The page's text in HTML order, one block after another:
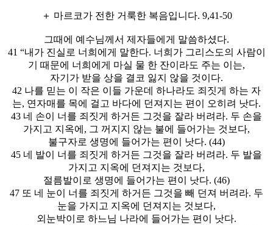
＋ 마르코가 전한 거룩한 복음입니다. 9,41-50
그때에 예수님께서 제자들에게 말씀하셨다.
41 “내가 진실로 너희에게 말한다. 너희가 그리스도의 사람이
기 때문에 너희에게 마실 물 한 잔이라도 주는 이는,
자기가 받을 상을 결코 잃지 않을 것이다.
42 나를 믿는 이 작은 이들 가운데 하나라도 죄짓게 하는 자
는, 연자매를 목에 걸고 바다에 던져지는 편이 오히려 낫다.
43 네 손이 너를 죄짓게 하거든 그것을 잘라 버려라. 두 손을
가지고 지옥에, 그 꺼지지 않는 불에 들어가는 것보다,
불구자로 생명에 들어가는 편이 낫다. (44)
45 네 발이 너를 죄짓게 하거든 그것을 잘라 버려라. 두 발을
가지고 지옥에 던져지는 것보다,
절름발이로 생명에 들어가는 편이 낫다. (46)
47 또 네 눈이 너를 죄짓게 하거든 그것을 빼 던져 버려라. 두
눈을 가지고 지옥에 던져지는 것보다,
외눈박이로 하느님 나라에 들어가는 편이 낫다.